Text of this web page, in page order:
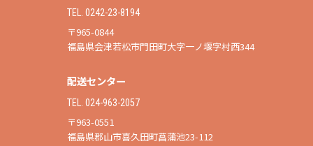
TEL. 0242-23-8194
〒965-0844
福島県会津若松市門田町大字一ノ堰字村西344
配送センター
TEL. 024-963-2057
〒963-0551
福島県郡山市喜久田町菖蒲池23-112